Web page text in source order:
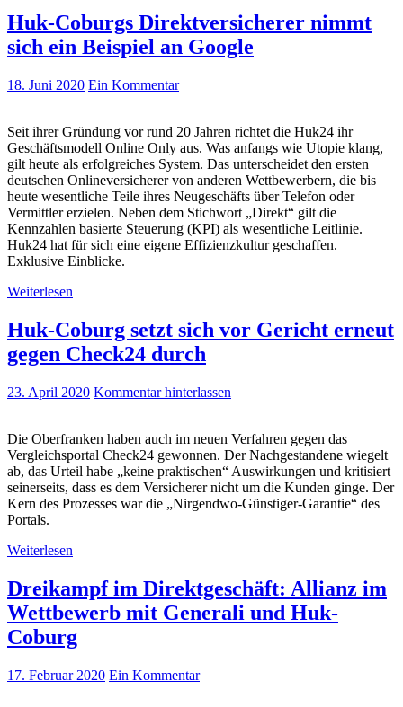
Huk-Coburgs Direktversicherer nimmt
sich ein Beispiel an Google
18. Juni 2020 Ein Kommentar
Seit ihrer Gründung vor rund 20 Jahren richtet die Huk24 ihr
Geschäftsmodell Online Only aus. Was anfangs wie Utopie klang,
gilt heute als erfolgreiches System. Das unterscheidet den ersten
deutschen Onlineversicherer von anderen Wettbewerbern, die bis
heute wesentliche Teile ihres Neugeschäfts über Telefon oder
Vermittler erzielen. Neben dem Stichwort „Direkt“ gilt die
Kennzahlen basierte Steuerung (KPI) als wesentliche Leitlinie.
Huk24 hat für sich eine eigene Effizienzkultur geschaffen.
Exklusive Einblicke.
Weiterlesen
Huk-Coburg setzt sich vor Gericht erneut
gegen Check24 durch
23. April 2020 Kommentar hinterlassen
Die Oberfranken haben auch im neuen Verfahren gegen das
Vergleichsportal Check24 gewonnen. Der Nachgestandene wiegelt
ab, das Urteil habe „keine praktischen“ Auswirkungen und kritisiert
seinerseits, dass es dem Versicherer nicht um die Kunden ginge. Der
Kern des Prozesses war die „Nirgendwo-Günstiger-Garantie“ des
Portals.
Weiterlesen
Dreikampf im Direktgeschäft: Allianz im
Wettbewerb mit Generali und Huk-
Coburg
17. Februar 2020 Ein Kommentar